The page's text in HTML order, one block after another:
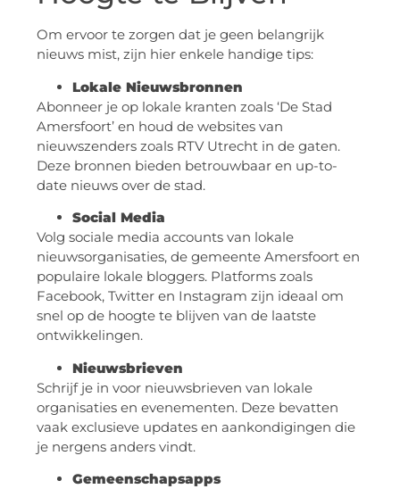
Om ervoor te zorgen dat je geen belangrijk
nieuws mist, zijn hier enkele handige tips:
Lokale Nieuwsbronnen
Abonneer je op lokale kranten zoals ‘De Stad
Amersfoort’ en houd de websites van
nieuwszenders zoals RTV Utrecht in de gaten.
Deze bronnen bieden betrouwbaar en up-to-
date nieuws over de stad.
Social Media
Volg sociale media accounts van lokale
nieuwsorganisaties, de gemeente Amersfoort en
populaire lokale bloggers. Platforms zoals
Facebook, Twitter en Instagram zijn ideaal om
snel op de hoogte te blijven van de laatste
ontwikkelingen.
Nieuwsbrieven
Schrijf je in voor nieuwsbrieven van lokale
organisaties en evenementen. Deze bevatten
vaak exclusieve updates en aankondigingen die
je nergens anders vindt.
Gemeenschapsapps